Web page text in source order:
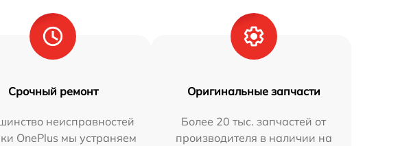
Срочный ремонт
неисправностей
OnePlus мы устраняем
Оригинальные запчасти
Более 20 тыс. запчастей от
производителя в наличии на